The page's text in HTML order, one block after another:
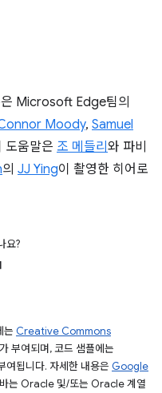
은 Microsoft Edge팀의
Moody, Samuel
도움말은 조 메들리 와 파비
의 JJ Ying이 촬영한 히어로
요?
는 Creative Commons
부여되며, 코드 샘플에는
여됩니다. 자세한 내용은 Google
는 Oracle 및/또는 Oracle 계열